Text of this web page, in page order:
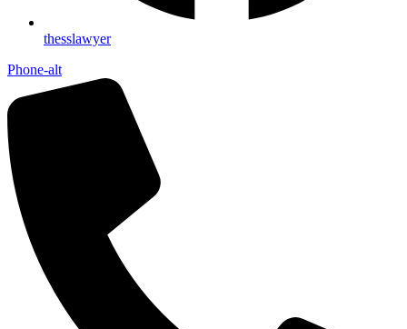
thesslawyer
Phone-alt